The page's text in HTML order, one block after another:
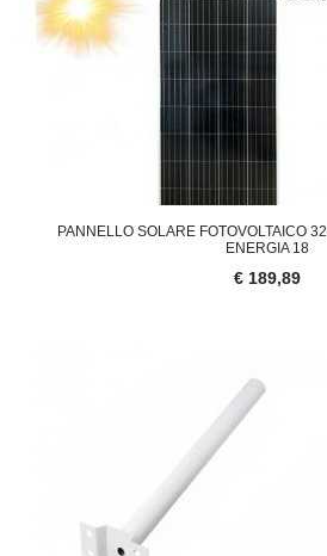
PANNELLO SOLARE FOTOVOLTAICO
ENERGIA 18
€ 189,89